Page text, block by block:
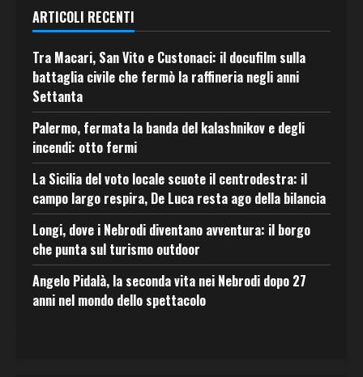
ARTICOLI RECENTI
Tra Macari, San Vito e Custonaci: il docufilm sulla
battaglia civile che fermò la raffineria negli anni
Settanta
Palermo, fermata la banda del kalashnikov e degli
incendi: otto fermi
La Sicilia del voto locale scuote il centrodestra: il
campo largo respira, De Luca resta ago della bilancia
Longi, dove i Nebrodi diventano avventura: il borgo
che punta sul turismo outdoor
Angelo Pidalà, la seconda vita nei Nebrodi dopo 27
anni nel mondo dello spettacolo